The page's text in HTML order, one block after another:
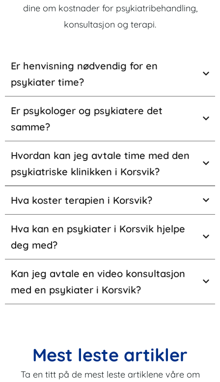
dine om kostnader for psykiatribehandling,
konsultasjon og terapi.
Er henvisning nødvendig for en
psykiater time?
Er psykologer og psykiatere det
samme?
Hvordan kan jeg avtale time med den
psykiatriske klinikken i Korsvik?
Hva koster terapien i Korsvik?
Hva kan en psykiater i Korsvik hjelpe
deg med?
Kan jeg avtale en video konsultasjon
med en psykiater i Korsvik?
Mest leste artikler
Ta en titt på de mest leste artiklene våre om